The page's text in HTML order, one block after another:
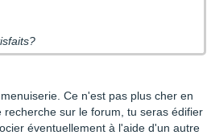
Ce n'est pas plus cher en
sur le forum, tu seras édifier
éventuellement à l'aide d'un autre